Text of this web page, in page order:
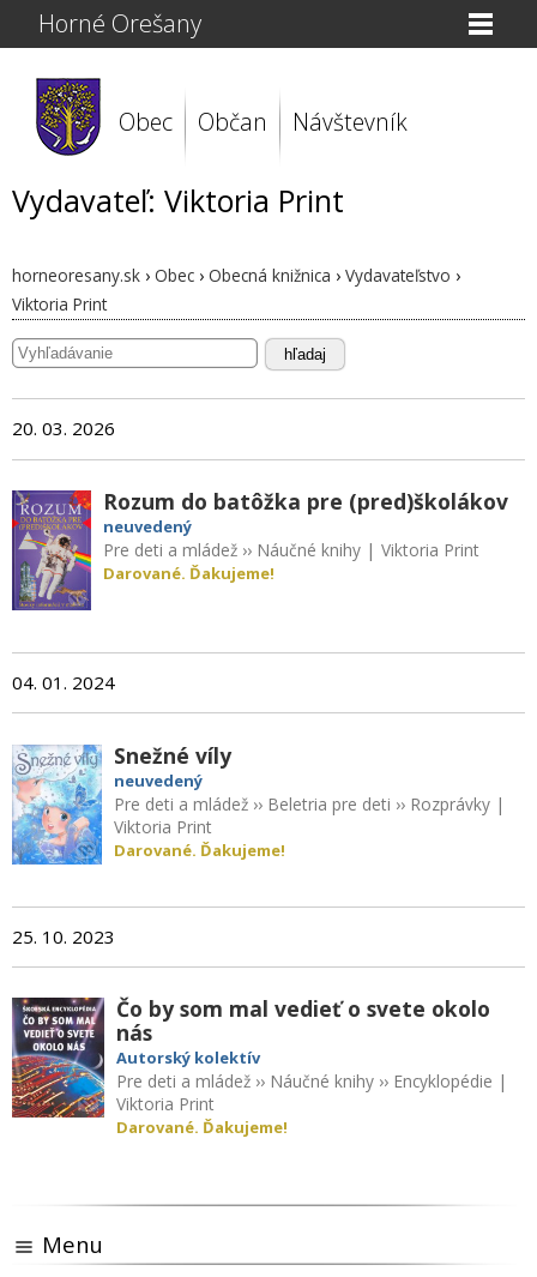
Horné Orešany
Obec Občan Návštevník
Vydavateľ: Viktoria Print
horneoresany.sk › Obec › Obecná knižnica › Vydavateľstvo ›
Viktoria Print
hľadaj
20. 03. 2026
Rozum do batôžka pre (pred)školákov
neuvedený
Pre deti a mládež›› Náučné knihy| Viktoria Print
Darované. Ďakujeme!
04. 01. 2024
Snežné víly
neuvedený
Pre deti a mládež ›› Beletria pre deti ›› Rozprávky |
Viktoria Print
Darované. Ďakujeme!
25. 10. 2023
Čo by som mal vedieť o svete okolo
nás
Autorský kolektív
Pre deti a mládež ›› Náučné knihy ›› Encyklopédie |
Viktoria Print
Darované. Ďakujeme!
Menu